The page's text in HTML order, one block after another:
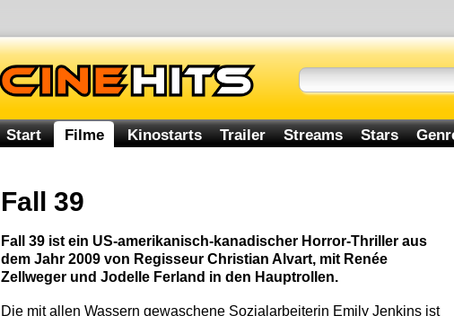
Start Filme Kinostarts Trailer Streams Stars
Fall 39
Fall 39 ist ein US-amerikanisch-kanadischer Horror-Thriller aus
dem Jahr 2009 von Regisseur Christian Alvart, mit Renée
Zellweger und Jodelle Ferland in den Hauptrollen.
Die mit allen Wassern gewaschene Sozialarbeiterin Emily Jenkins ist